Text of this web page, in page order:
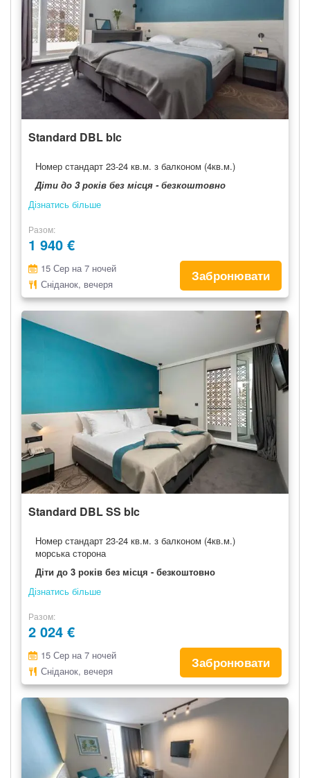
Standard DBL blc
Номер стандарт 23-24 кв.м. з балконом (4кв.м.)
Діти до 3 років без місця - безкоштовно
Дізнатись більше
Разом
1 940 €
15 Сер на 7 ночей
Сніданок, вечеря
Забронювати
Standard DBL SS blc
Номер стандарт 23-24 кв.м. з балконом (4кв.м.)
морська сторона
Діти до 3 років без місця - безкоштовно
Дізнатись більше
Разом
2 024 €
15 Сер на 7 ночей
Сніданок, вечеря
Забронювати